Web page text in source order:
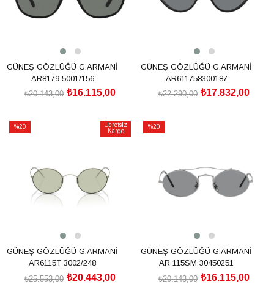
GÜNEŞ GÖZLÜĞÜ G.ARMANİ
AR8179 5001/156
₺16.115,00
₺20.143,00
GÜNEŞ GÖZLÜĞÜ G.ARMANİ
AR611758300187
₺17.832,00
₺22.290,00
%20
Ücretsiz
Kargo
GÜNEŞ GÖZLÜĞÜ G.ARMANİ
AR6115T 3002/248
₺20.443,00
₺25.553,00
%20
GÜNEŞ GÖZLÜĞÜ G.ARMANİ
AR 115SM 30450251
₺16.115,00
₺20.143,00